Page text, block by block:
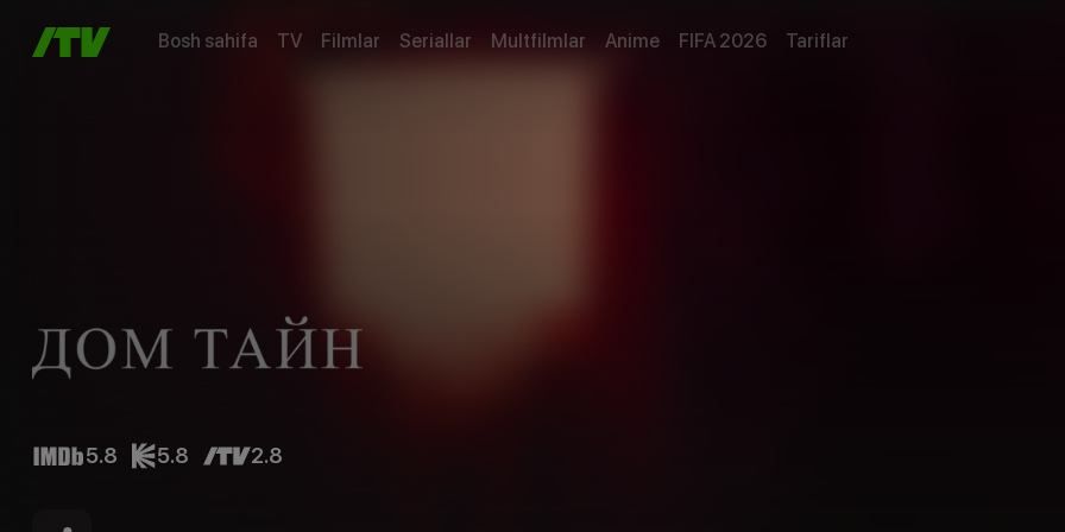
Bosh sahifa TV Filmlar Seriallar Multfilmlar Anime FIFA 2026 Tariflar
5.8 5.8 2.8